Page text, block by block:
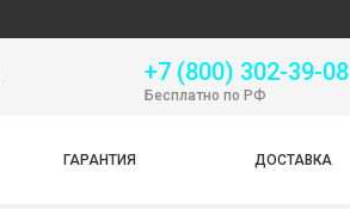
+7 (800) 302-39-08
Бесплатно по РФ
ГАРАНТИЯ ДОСТАВКА